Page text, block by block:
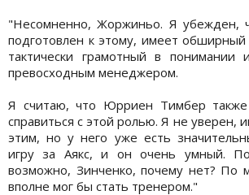
"Несомненно, Жоржиньо. Я убежден,
подготовлен к этому, имеет
тактически грамотный в
превосходным менеджером.
Я считаю, что Юрриен Тимбер
справиться с этой ролью. Я не уверен,
этим, но у него уже есть
игру за Аякс, и он очень умный.
возможно, Зинченко, почему нет? По
вполне мог бы стать тренером."